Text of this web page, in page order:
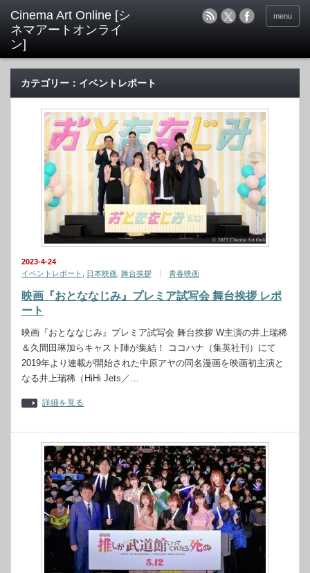
menu
カテゴリー：イベントレポート
2023-4-24
イベントレポート
日本映画 舞台挨拶 青春映画
映画『おとななじみ』プレミア試写会 舞台挨拶 レポ
ート
映画『おとななじみ』プレミア試写会 舞台挨拶 W主演の井上瑞稀
＆久間田琳加らキャスト陣が集結！ ココハナ（集英社刊）にて
2019年より連載が開始された中原アヤの同名漫画を映画初主演と
なる井上瑞稀（HiHi Jets／…
詳細を見る